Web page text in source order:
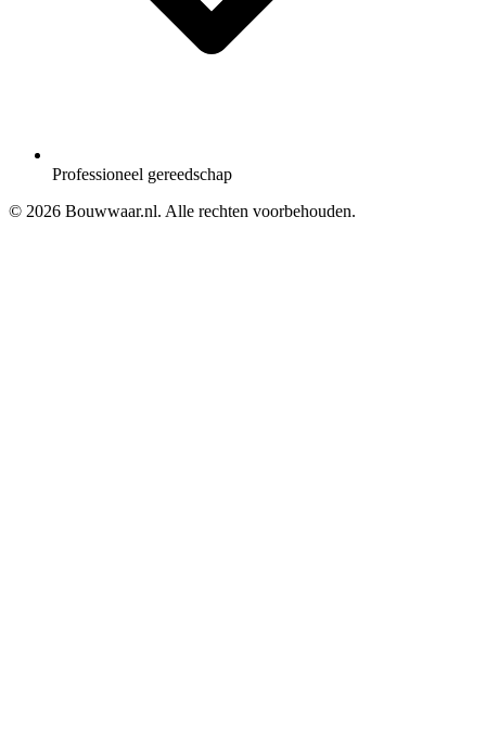
Professioneel gereedschap
© 2026 Bouwwaar.nl. Alle rechten voorbehouden.